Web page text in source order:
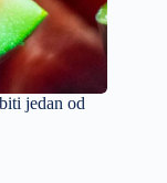
jedan od